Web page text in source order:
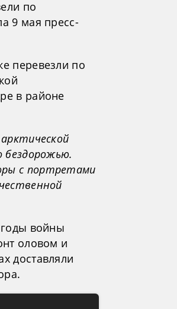
по
9 мая пресс-
перевезли по
в районе
бездорожью.
с портретами
годы войны
оловом и
доставляли